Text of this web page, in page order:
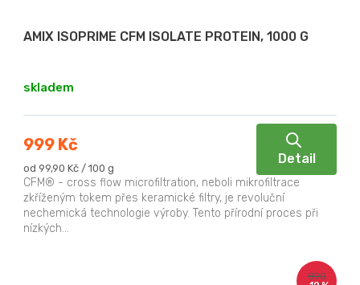
AMIX ISOPRIME CFM ISOLATE PROTEIN, 1000 G
skladem
999 Kč
Měrná
cena:
od 99,90 Kč / 100 g
Detail
CFM® - cross flow microfiltration, neboli mikrofiltrace
zkříženým tokem přes keramické filtry, je revoluční
nechemická technologie výroby. Tento přírodní proces při
nízkých...
890